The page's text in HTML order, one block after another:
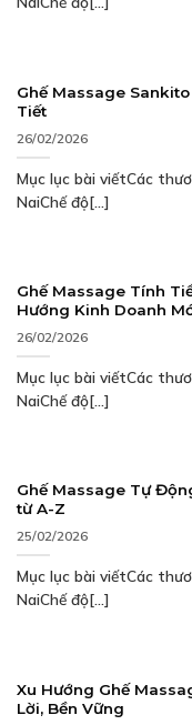
Ghế Massage
Tiết
26/02/2026
Mục lục bài viếtCác
NaiChế độ[...]
Ghế Massage Tính
Hướng Kinh Doanh
26/02/2026
Mục lục bài viếtCác
NaiChế độ[...]
Ghế Massage Tự
từ A-Z
25/02/2026
Mục lục bài viếtCác
NaiChế độ[...]
Xu Hướng Ghế
Lời, Bền Vững